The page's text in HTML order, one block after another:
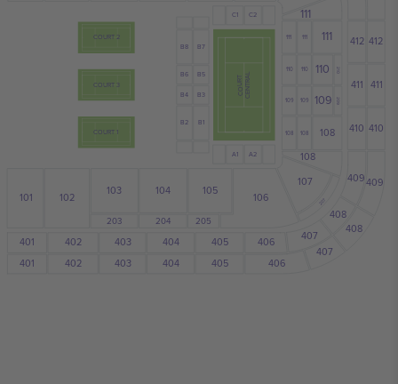
C1 C2
B1
B3
B5
B7
A1 A2
109
110
108
111
108
109
110
111
107
207
111
108
111
110
109
108
106
104 105
205
204
404
412
411
410
405 407
406
409
408
412
411
410
405
404
409
408
407
406
403
402
401
403
402
401
101 102
103
203
COURT 3
COURT 2
COURT
B2
B4
B6
B8
COURT 1
CENTRAL